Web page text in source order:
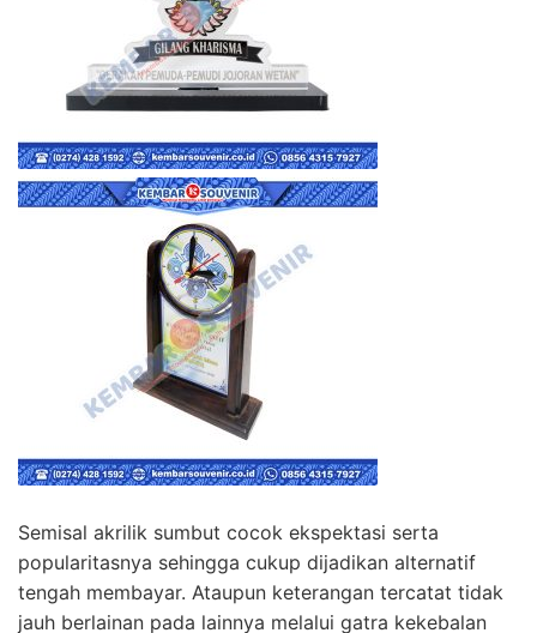
Semisal akrilik sumbut cocok ekspektasi serta
popularitasnya sehingga cukup dijadikan alternatif
tengah membayar. Ataupun keterangan tercatat tidak
jauh berlainan pada lainnya melalui gatra kekebalan